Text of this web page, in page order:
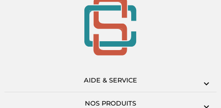
AIDE & SERVICE
NOS PRODUITS